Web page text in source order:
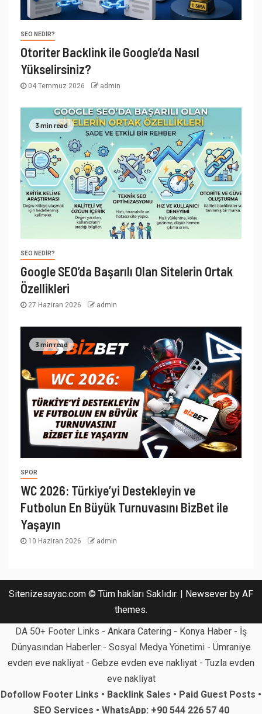
SEO NEDIR?
Otoriter Backlink ile Google’da Nasıl
Yükselirsiniz?
04 Temmuz 2026 admin
3 min read
SEO NEDIR?
Google SEO’da Başarılı Olan Sitelerin Ortak
Özellikleri
27 Haziran 2026 admin
3 min read
SPOR
WC 2026: Türkiye’yi Destekleyin ve
Futbolun En Büyük Turnuvasını BizBet ile
Yaşayın
10 Haziran 2026 admin
Sitenizesayac.com © Tüm hakları Saklıdır. | Newsever by AF
themes.
DA 50+ Footer Links - Ankara Catering - Konya Haber - İş
Dünyasından Haberler - Sosyal Medya Yönetimi - Ümraniye
evden eve nakliyat - Gebze evden eve nakliyat - Tuzla evden
eve nakliyat
Dofollow Footer Links • Backlink Sales • Paid Guest Posts •
SEO Services • WhatsApp: +90 544 226 57 40